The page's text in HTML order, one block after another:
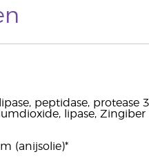
peptidase, protease
lipase, Zingiber
(anijsolie)*